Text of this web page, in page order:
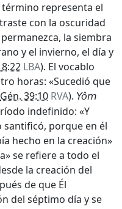
término representa el
con la oscuridad
la siembra
y el invierno, el día y
LBA). El vocablo
horas: «Sucedió que
Gén. 39:10 RVA). Yôm
indefinido: «Y
santificó, porque en él
hecho en la creación»
se refiere a todo el
la creación del
de que Él
del séptimo día y se